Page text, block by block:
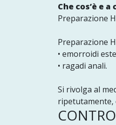
Che cos’è e
Preparazione
Preparazione
• emorroidi
• ragadi anali.
Si rivolga al
ripetutamente,